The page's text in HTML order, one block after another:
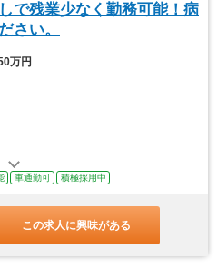
で残業少なく勤務可能！病
さい。
万円
車通勤可 積極採用中
この求人に興味がある